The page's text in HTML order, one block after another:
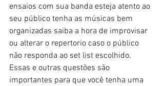
ensaios com sua banda esteja atento ao
seu público tenha as músicas bem
organizadas saiba a hora de improvisar
ou alterar o repertorio caso o público
não responda ao set list escolhido.
Essas e outras questões são
importantes para que você tenha uma